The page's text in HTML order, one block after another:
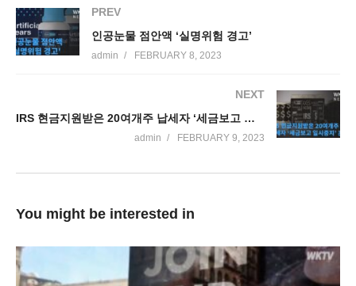
PREV
인공눈물 점안액 ‘실명위험 경고’
admin FEBRUARY 8, 2023
NEXT
IRS 현금지원받은 20여개주 납세자 ‘세금보고 일시중지’ 혼란
admin FEBRUARY 9, 2023
You might be interested in